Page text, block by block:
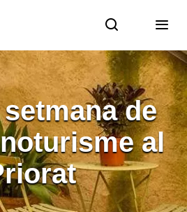
de
al